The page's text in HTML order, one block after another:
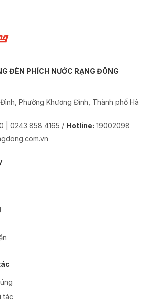
ĐÈN PHÍCH NƯỚC RẠNG ĐÔNG
Phường Khương Đình, Thành phố Hà
| 0243 858 4165 / Hotline: 19002098
tác